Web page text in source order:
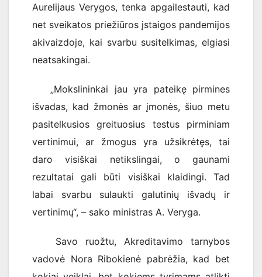
Aurelijaus Verygos, tenka apgailestauti, kad
net sveikatos priežiūros įstaigos pandemijos
akivaizdoje, kai svarbu susitelkimas, elgiasi
neatsakingai.
„Mokslininkai jau yra pateikę pirmines
išvadas, kad žmonės ar įmonės, šiuo metu
pasitelkusios greituosius testus pirminiam
vertinimui, ar žmogus yra užsikrėtęs, tai
daro visiškai netikslingai, o gaunami
rezultatai gali būti visiškai klaidingi. Tad
labai svarbu sulaukti galutinių išvadų ir
vertinimų“, – sako ministras A. Veryga.
Savo ruožtu, Akreditavimo tarnybos
vadovė Nora Ribokienė pabrėžia, kad bet